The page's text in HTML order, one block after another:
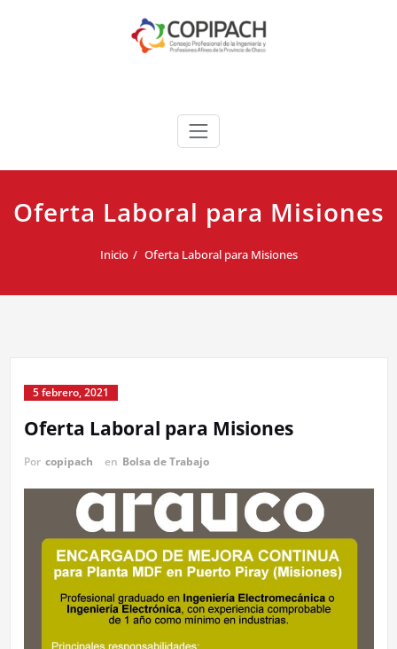
Oferta Laboral para Misiones
Inicio Oferta Laboral para Misiones
5 febrero, 2021
Oferta Laboral para Misiones
Por copipach en Bolsa de Trabajo